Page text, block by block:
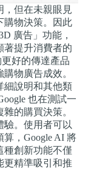
，但在未親眼見
購物決策。因此
廣告」功能，
著提升消費者的
好的傳達產品
物廣告成效。
細說明和其他類
也在測試一
的購買決策。
驗。使用者可以
，Google AI 將
種創新功能不僅
更精準吸引和推